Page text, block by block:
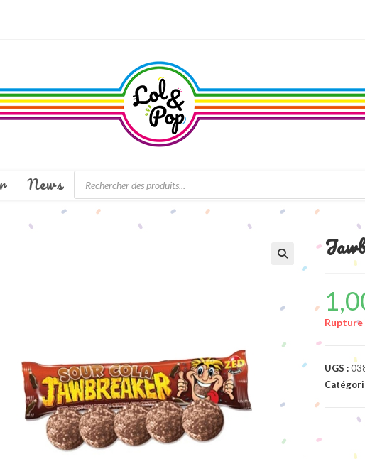
News
de
produits
UGS :